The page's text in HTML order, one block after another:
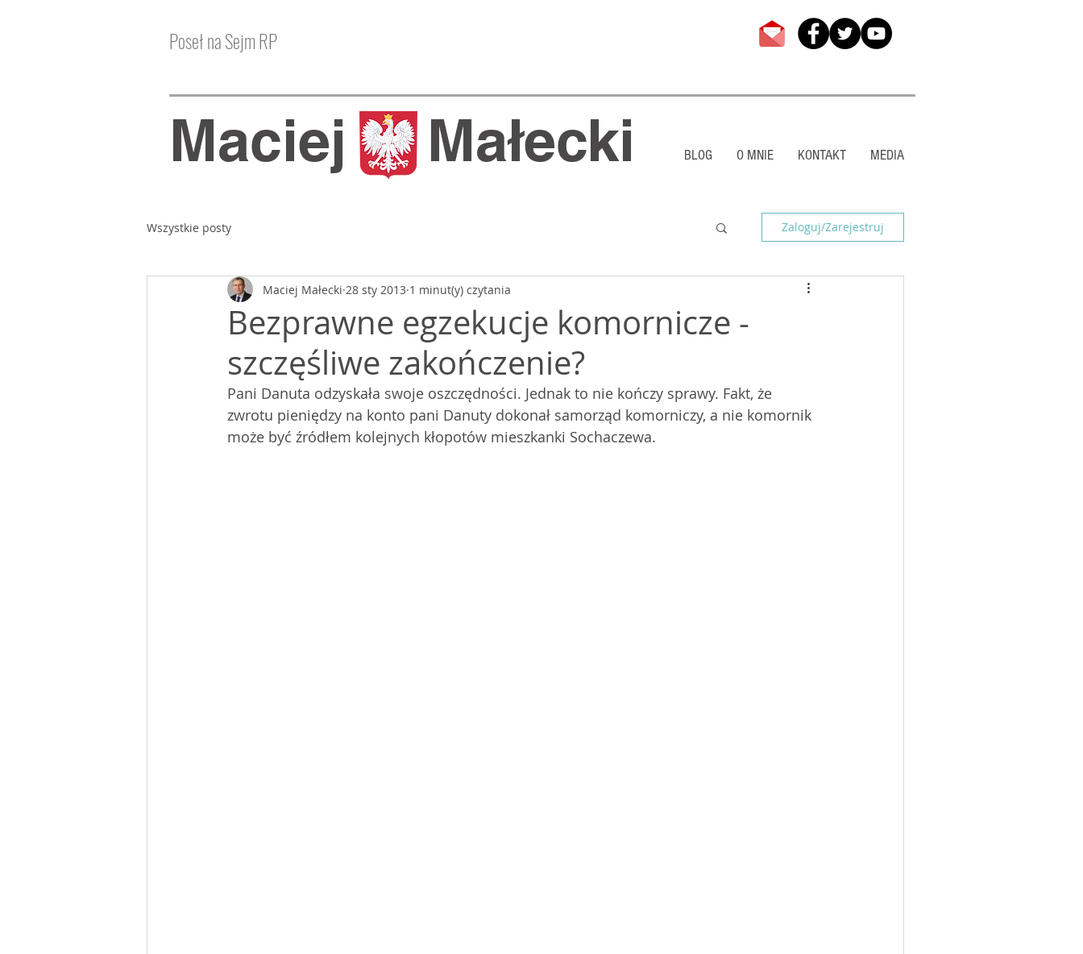
Maciej Małecki
Poseł na Sejm RP
BLOG O MNIE KONTAKT MEDIA
Wszystkie posty Zaloguj/Zarejestruj
Bezprawne egzekucje komornicze -
szczęśliwe zakończenie?
Maciej Małecki 28 sty 2013 1 minut(y) czytania
Pani Danuta odzyskała swoje oszczędności. Jednak to nie kończy sprawy. Fakt, że
zwrotu pieniędzy na konto pani Danuty dokonał samorząd komorniczy, a nie komornik
może być źródłem kolejnych kłopotów mieszkanki Sochaczewa.